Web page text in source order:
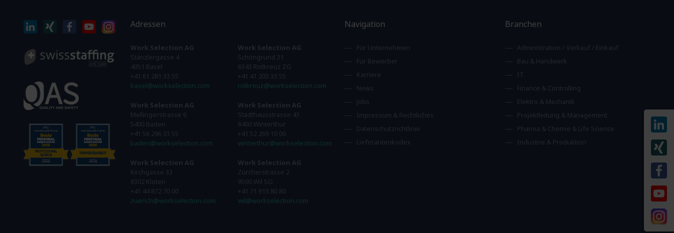
Adressen
Work Selection AG
Stänzlergasse 4
4051 Basel
+41 61 281 33 55
basel@workselection.com
Work Selection AG
Mellingerstrasse 6
5400 Baden
+41 56 296 33 55
baden@workselection.com
Work Selection AG
Kirchgasse 33
8302 Kloten
+41 44 872 70 00
zuerich@workselection.com
Work Selection AG
Schöngrund 31
6343 Rotkreuz ZG
+41 41 203 33 55
rotkreuz@workselection.com
Work Selection AG
Stadthausstrasse 43
8400 Winterthur
+41 52 269 10 00
winterthur@workselection.com
Work Selection AG
Zürcherstrasse 2
9500 Wil SG
+41 71 913 80 80
wil@workselection.com
Navigation
Für Unternehmen
Für Bewerber
Karriere
News
Jobs
Impressum & Rechtliches
Datenschutzrichtlinie
Lieferantenkodex
Branchen
Administration / Verkauf / Einkauf
Bau & Handwerk
IT
Finance & Controlling
Elektro & Mechanik
Projektleitung & Management
Pharma & Chemie & Life Science
Industrie & Produktion